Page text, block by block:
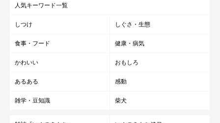
人気キーワード一覧
しつけ しぐさ・生態
食事・フード 健康・病気
かわいい おもしろ
あるある 感動
雑学・豆知識 柴犬